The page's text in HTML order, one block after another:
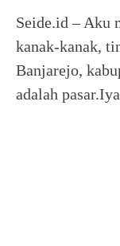
Seide.id – Aku
kanak-kanak,
Banjarejo,
adalah